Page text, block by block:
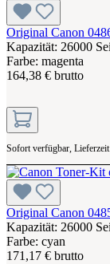
Original Canon
Kapazität: 26000
Farbe: magenta
164,38 € brutto
Sofort verfügbar,
Original Canon
Kapazität: 26000
Farbe: cyan
171,17 € brutto